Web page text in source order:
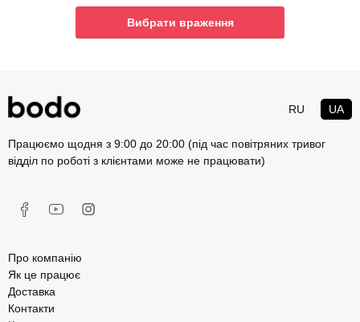
Вибрати враження
RU UA
Працюємо щодня з 9:00 до 20:00 (під час повітряних тривог
відділ по роботі з клієнтами може не працювати)
Про компанію
Як це працює
Доставка
Контакти